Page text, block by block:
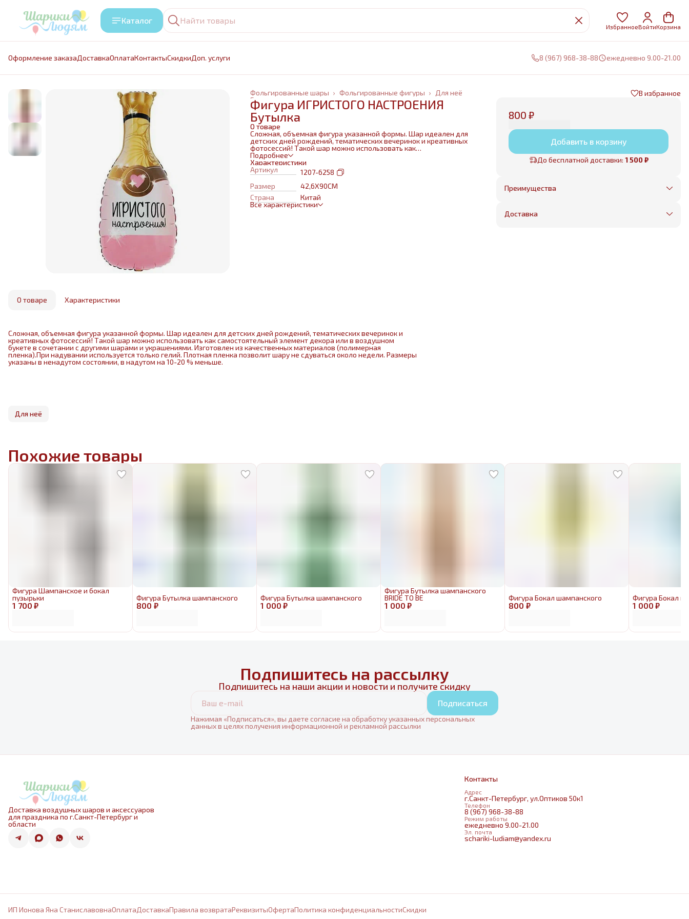
Каталог
ИзбранноеВойтиКорзина
Оформление заказаДоставкаОплатаКонтактыCкидкиДоп. услуги 8 (967) 968-38-88 ежедневно 9.00-21.00
Для неё
Фольгированные фигуры ›
Фольгированные шары ›
Главная
Фигура ИГРИСТОГО НАСТРОЕНИЯ
Бутылка
О товаре
Сложная, объемная фигура указанной формы. Шар идеален для
детских дней рождений, тематических вечеринок и креативных
фотосессий! Такой шар можно использовать как
самостоятельный элемент декора или в воздушном букете в
сочетании с другими шарами и украшениями. Изготовлен из
качественных материалов (полимерная пленка).При надувании
используется только гелий. Плотная пленка позволит шару не
сдуваться около недели. Размеры указаны в ненадутом
состоянии, в надутом на 10-20 % меньше.
Подробнее
Характеристики
Артикул
1207-6258
Размер
42,6Х90СМ
Страна
Китай
Все характеристики
В избранное
800 ₽
Добавить в корзину
До бесплатной доставки: 1 500 ₽
Преимущества
Оплата частями в Сплит
Бесплатная доставка в пределах КАД
Доставка
О товаре Характеристики
Сложная, объемная фигура указанной формы. Шар идеален для детских дней рождений, тематических вечеринок и
креативных фотосессий! Такой шар можно использовать как самостоятельный элемент декора или в воздушном
букете в сочетании с другими шарами и украшениями. Изготовлен из качественных материалов (полимерная
пленка).При надувании используется только гелий. Плотная пленка позволит шару не сдуваться около недели. Размеры
указаны в ненадутом состоянии, в надутом на 10-20 % меньше.
Для неё
Похожие товары
1 700 ₽
Фигура Шампанское и бокал
пузырьки
800 ₽
Фигура Бутылка шампанского
1 000 ₽
Фигура Бутылка шампанского
1 000 ₽
Фигура Бутылка шампанского
BRIDE TO BE
800 ₽
Фигура Бокал шампанского
1 000 ₽
Фигура Бокал
Подпишитесь на рассылку
Подпишитесь на наши акции и новости и получите скидку
Подписаться
Нажимая «Подписаться», вы даете согласие на обработку указанных персональных
данных в целях получения информационной и рекламной рассылки
Доставка воздушных шаров и аксессуаров
для праздника по г.Санкт-Петербург и
области
Контакты
Адрес
г.Санкт-Петербург, ул.Оптиков 50к1
Телефон
8 (967) 968-38-88
Режим работы
ежедневно 9.00-21.00
Эл. почта
schariki-ludiam@yandex.ru
ИП Ионова Яна СтаниславовнаОплатаДоставкаПравила возвратаРеквизитыОфертаПолитика конфиденциальностиCкидки